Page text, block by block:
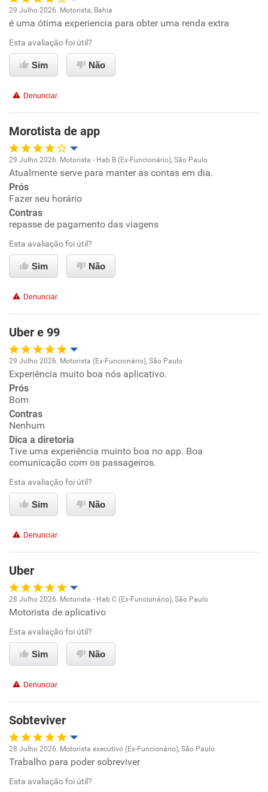
Oportunidade de promoção
Ambiente de trabalho
Benefícios
Recomenda esta empresa
29 Julho 2026. Motorista, Bahia
é uma ótima experiencia para obter uma renda extra
Esta avaliação foi útil?
Sim Não
Denunciar
Morotista de app
Oportunidade de promoção
Ambiente de trabalho
Benefícios
Não recomenda esta empresa
Não recomenda a diretoria
29 Julho 2026. Motorista - Hab B (Ex-Funcionário), São Paulo
Atualmente serve para manter as contas em dia.
Prós
Fazer seu horário
Contras
repasse de pagamento das viagens
Esta avaliação foi útil?
Sim Não
Denunciar
Uber e 99
Oportunidade de promoção
Ambiente de trabalho
Conciliação com a vida familiar
Benefícios
Recomenda esta empresa
29 Julho 2026. Motorista (Ex-Funcionário), São Paulo
Experiência muito boa nós aplicativo.
Prós
Bom
Contras
Nenhum
Dica a diretoria
Tive uma experiência muinto boa no app. Boa
comunicação com os passageiros.
Esta avaliação foi útil?
Sim Não
Denunciar
Uber
Oportunidade de promoção
Ambiente de trabalho
Benefícios
Não recomenda esta empresa
Não recomenda a diretoria
28 Julho 2026. Motorista - Hab C (Ex-Funcionário), São Paulo
Motorista de aplicativo
Esta avaliação foi útil?
Sim Não
Denunciar
Sobteviver
Oportunidade de promoção
28 Julho 2026. Motorista executivo (Ex-Funcionário), São Paulo
Trabalho para poder sobreviver
Esta avaliação foi útil?